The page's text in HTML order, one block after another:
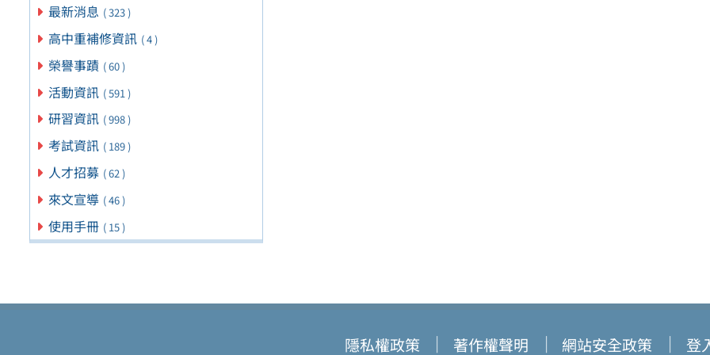
最新消息 ( 323 )
高中重補修資訊 ( 4 )
榮譽事蹟 ( 60 )
活動資訊 ( 591 )
研習資訊 ( 998 )
考試資訊 ( 189 )
人才招募 ( 62 )
來文宣導 ( 46 )
使用手冊 ( 15 )
隱私權政策 著作權聲明 網站安全政策 登